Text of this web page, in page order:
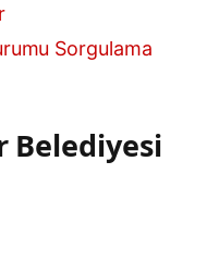
Sorgulama
Belediyesi